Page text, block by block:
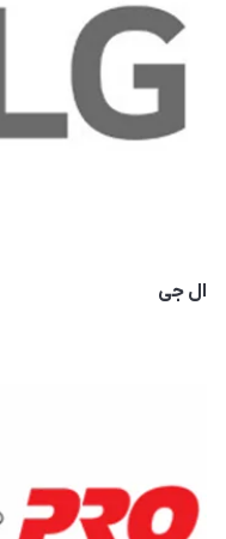
ال جی